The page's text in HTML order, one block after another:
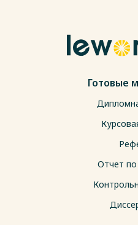
Готовые
Отчет по